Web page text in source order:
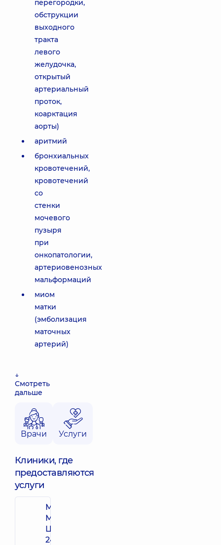
перегородки,
обструкции
выходного
тракта
левого
желудочка,
открытый
артериальный
проток,
коарктация
аорты)
аритмий
бронхиальных
кровотечений,
кровотечений
со
стенки
мочевого
пузыря
при
онкопатологии,
артериовенозных
мальформаций
миом
матки
(эмболизация
маточных
артерий)
↓
Смотреть
дальше
Врачи Услуги
Клиники, где
предоставляются
услуги
Многопрофильный
Медицинский
Центр «Добробут»
24/7 на ул. Семьи